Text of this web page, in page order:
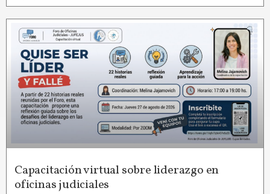
Capacitación virtual sobre liderazgo en
oficinas judiciales